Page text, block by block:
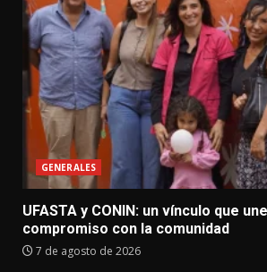
GENERALES
UFASTA y CONIN: un vínculo que
compromiso con la comunidad
7 de agosto de 2026